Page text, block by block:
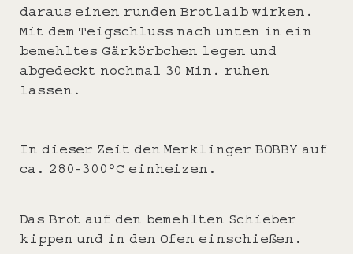
daraus einen runden Brotlaib wirken.
Mit dem Teigschluss nach unten in ein
bemehltes Gärkörbchen legen und
abgedeckt nochmal 30 Min. ruhen
lassen.
In dieser Zeit den Merklinger BOBBY auf
ca. 280-300°C einheizen.
Das Brot auf den bemehlten Schieber
kippen und in den Ofen einschießen.